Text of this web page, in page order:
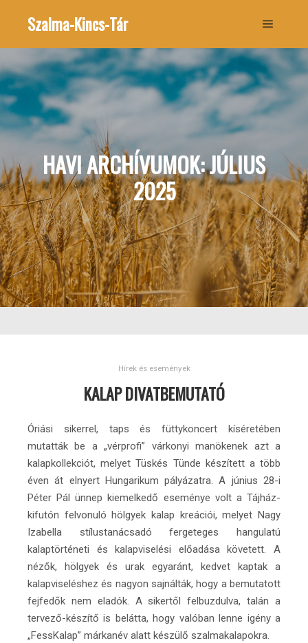
Szalma-Kincs-Tár
HAVI ARCHÍVUMOK:JÚLIUS
2025
Hírek és események
KALAP DIVATBEMUTATÓ
Óriási sikerrel, taps és füttykoncert kíséretében
mutatták be a „vérprofi” várkonyi manökenek azt a
kalapkollekciót, melyet Tüskés Tünde készített a több
éven át elnyert Hungarikum pályázatra. A június 28-i
Péter Pál ünnep kiemelkedő eseménye volt a Tájház-
kifutón felvonuló hölgyek kalap kreációi, melyet Nagy
Izabella stílustanácsadó fergeteges hangulatú
kalaptörténeti és kalapviselési előadása követett. A
nézők, hölgyek és urak egyaránt, kedvet kaptak a
kalapviseléshez és nagyon sajnálták, hogy a bemutatott
fejfedők nem eladók. A sikertől felbuzdulva, talán a
tervező-készítő is belátta, hogy valóban lenne igény a
„FessKalap” márkanév alatt készülő szalmakalapokra.